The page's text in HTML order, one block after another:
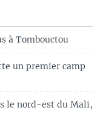
à Tombouctou
un premier camp
le nord-est du Mali,